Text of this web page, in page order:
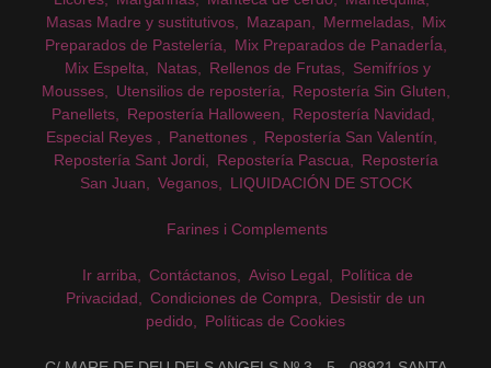
Masas Madre y sustitutivos
Mazapan Mermeladas
Mix
Preparados de Pastelería
Mix Preparados de PanaderÍa
Mix Espelta
Natas Rellenos de Frutas
Semifríos y
Mousses
Utensilios de repostería
Repostería Sin Gluten
Panellets
Repostería Halloween
Repostería Navidad
Especial Reyes
Panettones
Repostería San Valentín
Repostería Sant Jordi
Repostería Pascua
Repostería
San Juan
Veganos LIQUIDACIÓN DE STOCK
Farines i Complements
Ir arriba Contáctanos Aviso Legal
Política de
Privacidad
Condiciones de Compra
Desistir de un
pedido
Políticas de Cookies